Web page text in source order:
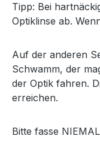
Tipp: Bei
Optiklinse ab.
Auf der anderen
Schwamm, der
der Optik fahren.
erreichen.
Bitte fasse